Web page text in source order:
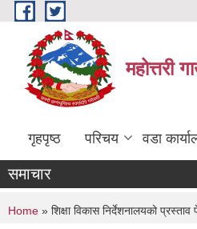
Skip to main content
महोत्तरी
गृहपृष्ठ परिचय वडा
समाचार
You are here
Home » शिक्षा विकास निर्देशनालयको